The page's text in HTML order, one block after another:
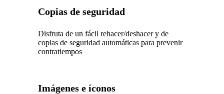
Copias de seguridad
Disfruta de un fácil rehacer/deshacer y de
copias de seguridad automáticas para prevenir
contratiempos
Imágenes e íconos